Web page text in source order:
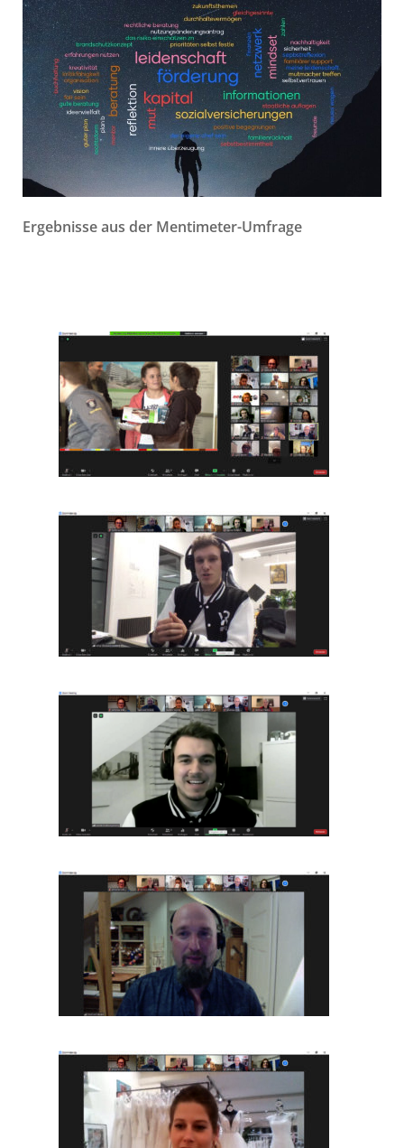
Ergebnisse aus der Mentimeter-Umfrage